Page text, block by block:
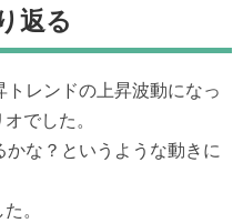
返る
レンドの上昇波動になっ
でした。
な？というような動きに
。